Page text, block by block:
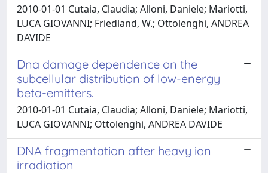
2010-01-01 Cutaia, Claudia; Alloni, Daniele; Mariotti,
LUCA GIOVANNI; Friedland, W.; Ottolenghi, ANDREA
DAVIDE
Dna damage dependence on the
subcellular distribution of low-energy
beta-emitters.
2010-01-01 Cutaia, Claudia; Alloni, Daniele; Mariotti,
LUCA GIOVANNI; Ottolenghi, ANDREA DAVIDE
DNA fragmentation after heavy ion
irradiation